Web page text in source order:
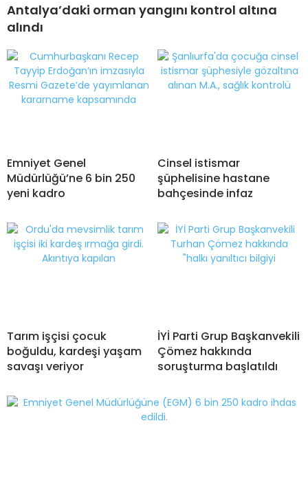
Antalya’daki orman yangını kontrol altına
alındı
Emniyet Genel
Müdürlüğü’ne 6 bin 250
yeni kadro
Cinsel istismar
şüphelisine hastane
bahçesinde infaz
Tarım işçisi çocuk
boğuldu, kardeşi yaşam
savaşı veriyor
İYİ Parti Grup Başkanvekili
Çömez hakkında
soruşturma başlatıldı